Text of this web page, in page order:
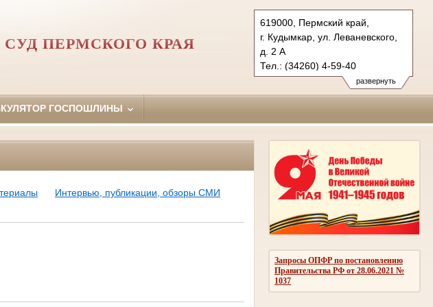
развернуть
619000, Пермский край,
г. Кудымкар, ул. Леваневского,
д. 2 А
Тел.: (34260) 4-59-40
kudymkarsky.kpo@sudrf.ru
ПЕРМСКОГО КРАЯ
ГОСПОШЛИНЫ
Запросы ОПФР по постановлению
Правительства РФ от 28.06.2021 №
1037
Интервью, публикации, обзоры СМИ